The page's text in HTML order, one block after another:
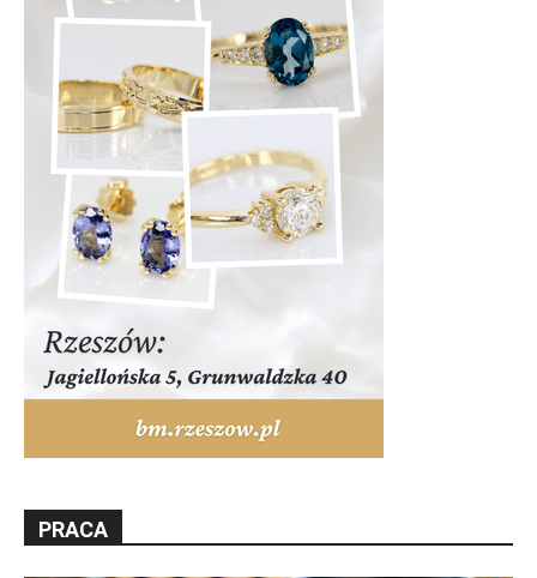
PRACA